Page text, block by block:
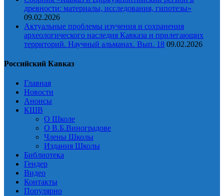
древности: материалы, исследования, гипотезы»
09.02.2026
Актуальные проблемы изучения и сохранения
археологического наследия Кавказа и прилегающих
территорий. Научный альманах. Вып. 18 09.02.2026
Российский Кавказ
Главная
Новости
Анонсы
КШВ
О Школе
О В.Б.Виноградове
Члены Школы
Издания Школы
Библиотека
Гендер
Видео
Контакты
Популярно